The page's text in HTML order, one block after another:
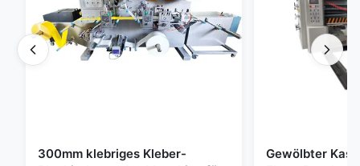
300mm klebriges Kleber-
Gewölbter